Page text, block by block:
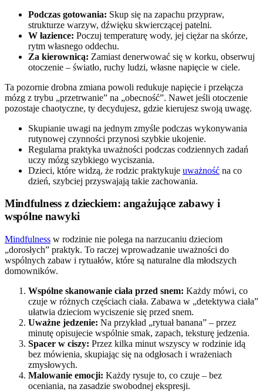
Podczas gotowania: Skup się na zapachu przypraw,
strukturze warzyw, dźwięku skwierczącej patelni.
W łazience: Poczuj temperaturę wody, jej ciężar na skórze,
rytm własnego oddechu.
Za kierownicą: Zamiast denerwować się w korku, obserwuj
otoczenie – światło, ruchy ludzi, własne napięcie w ciele.
Ta pozornie drobna zmiana powoli redukuje napięcie i przełącza
mózg z trybu „przetrwanie” na „obecność”. Nawet jeśli otoczenie
pozostaje chaotyczne, ty decydujesz, gdzie kierujesz swoją uwagę.
Skupianie uwagi na jednym zmyśle podczas wykonywania
rutynowej czynności przynosi szybkie ukojenie.
Regularna praktyka uważności podczas codziennych zadań
uczy mózg szybkiego wyciszania.
Dzieci, które widzą, że rodzic praktykuje uważność na co
dzień, szybciej przyswajają takie zachowania.
Mindfulness z dzieckiem: angażujące zabawy i
wspólne nawyki
Mindfulness w rodzinie nie polega na narzucaniu dzieciom
„dorosłych” praktyk. To raczej wprowadzanie uważności do
wspólnych zabaw i rytuałów, które są naturalne dla młodszych
domowników.
Wspólne skanowanie ciała przed snem: Każdy mówi, co
czuje w różnych częściach ciała. Zabawa w „detektywa ciała”
ułatwia dzieciom wyciszenie się przed snem.
Uważne jedzenie: Na przykład „rytuał banana” – przez
minutę opisujecie wspólnie smak, zapach, teksturę jedzenia.
Spacer w ciszy: Przez kilka minut wszyscy w rodzinie idą
bez mówienia, skupiając się na odgłosach i wrażeniach
zmysłowych.
Malowanie emocji: Każdy rysuje to, co czuje – bez
oceniania, na zasadzie swobodnej ekspresji.